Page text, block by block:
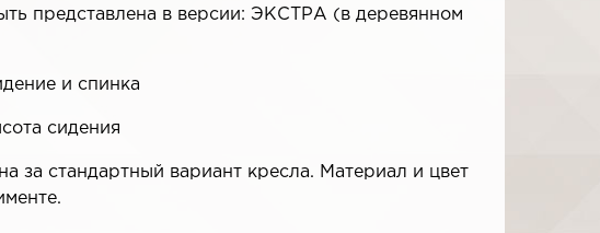
представлена в версии: ЭКСТРА (в деревянном
и спинка
сидения
за стандартный вариант кресла. Материал и цвет